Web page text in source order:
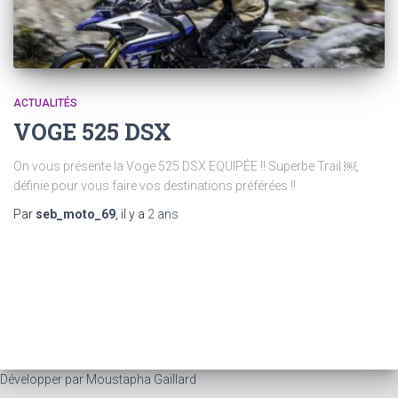
ACTUALITÉS
VOGE 525 DSX
On vous présente la Voge 525 DSX EQUIPÉE !! Superbe Trail ￼,
définie pour vous faire vos destinations préférées !!
Par seb_moto_69 , il y a 2 ans
Développer par Moustapha Gaillard